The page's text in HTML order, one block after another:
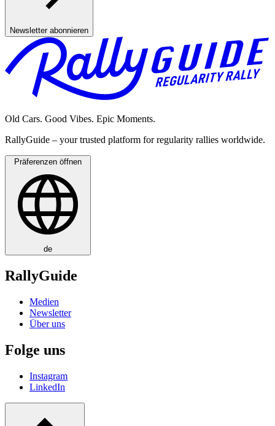
Newsletter abonnieren
Old Cars. Good Vibes. Epic Moments.
RallyGuide – your trusted platform for regularity rallies worldwide.
Präferenzen öffnen
de
RallyGuide
Medien
Newsletter
Über uns
Folge uns
Instagram
LinkedIn